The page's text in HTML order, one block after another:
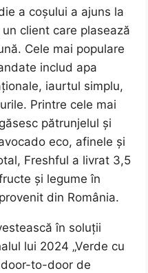
a coșului a ajuns la
client care plasează
Cele mai populare
includ apa
iaurtul simplu,
Printre cele mai
pătrunjelul și
eco, afinele și
Freshful a livrat 3,5
și legume în
din România.
în soluții
lui 2024 „Verde cu
door-to-door de